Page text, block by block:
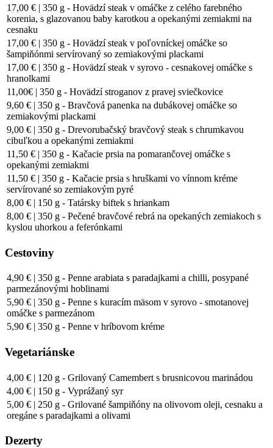
17,00 € | 350 g - Hovädzí steak v omáčke z celého farebného
korenia, s glazovanou baby karotkou a opekanými zemiakmi na
cesnaku
17,00 € | 350 g - Hovädzí steak v poľovníckej omáčke so
šampiňónmi servírovaný so zemiakovými plackami
17,00 € | 350 g - Hovädzí steak v syrovo - cesnakovej omáčke s
hranolkami
11,00€ | 350 g - Hovädzí stroganov z pravej sviečkovice
9,60 € | 350 g - Bravčová panenka na dubákovej omáčke so
zemiakovými plackami
9,00 € | 350 g - Drevorubačský bravčový steak s chrumkavou
cibuľkou a opekanými zemiakmi
11,50 € | 350 g - Kačacie prsia na pomarančovej omáčke s
opekanými zemiakmi
11,50 € | 350 g - Kačacie prsia s hruškami vo vínnom kréme
servírované so zemiakovým pyré
8,00 € | 150 g - Tatársky biftek s hriankam
8,00 € | 350 g - Pečené bravčové rebrá na opekaných zemiakoch s
kyslou uhorkou a feferónkami
Cestoviny
4,90 € | 350 g - Penne arabiata s paradajkami a chilli, posypané
parmezánovými hoblinami
5,90 € | 350 g - Penne s kuracím mäsom v syrovo - smotanovej
omáčke s parmezánom
5,90 € | 350 g - Penne v hríbovom kréme
Vegetariánske
4,00 € | 120 g - Grilovaný Camembert s brusnicovou marinádou
4,00 € | 150 g - Vyprážaný syr
5,00 € | 250 g - Grilované šampiňóny na olivovom oleji, cesnaku a
oregáne s paradajkami a olivami
Dezerty